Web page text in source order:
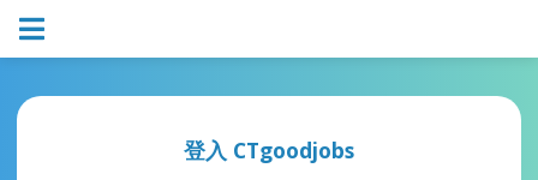
登入 CTgoodjobs